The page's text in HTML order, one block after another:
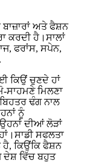
ਅਤੇ ਫੈਸ਼ਨ
ਕਰਦੀ ਹੈ।ਸਾਲਾਂ
ਫਰਾਂਸ, ਸਪੇਨ,
ਕਿਉਂ ਚੁਣਦੇ ਹਾਂ
ਸਾਹਮਣੇ ਮਿਲਣਾ
ਢੰਗ ਨਾਲ
ਨੂੰ
ਦੀਆਂ ਲੋੜਾਂ
ਸਫਲਤਾ
ਕਿਉਂਕਿ ਫੈਸ਼ਨ
ਦੇਸ਼ ਵਿੱਚ ਬਹੁਤ